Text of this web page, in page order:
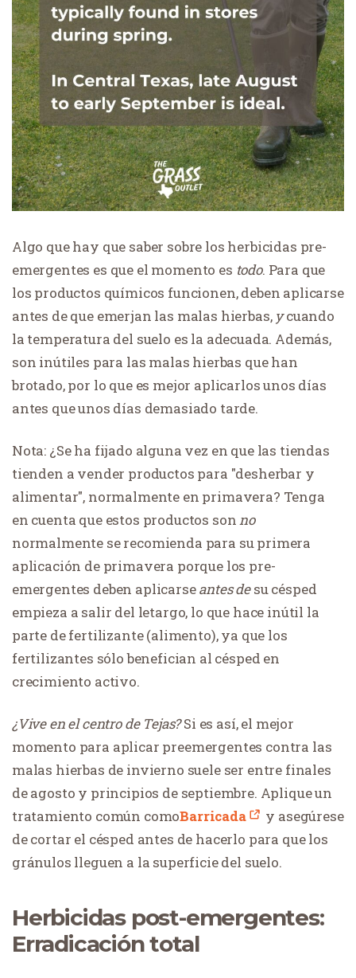
Algo que hay que saber sobre los herbicidas pre-
emergentes es que el momento es todo. Para que
los productos químicos funcionen, deben aplicarse
antes de que emerjan las malas hierbas, ycuando
la temperatura del suelo es la adecuada. Además,
son inútiles para las malas hierbas que han
brotado, por lo que es mejor aplicarlos unos días
antes que unos días demasiado tarde.
Nota: ¿Se ha fijado alguna vez en que las tiendas
tienden a vender productos para "desherbar y
alimentar", normalmente en primavera? Tenga
en cuenta que estos productos sonno
normalmente se recomienda para su primera
aplicación de primavera porque los pre-
emergentes deben aplicarseantes desu césped
empieza a salir del letargo, lo que hace inútil la
parte de fertilizante (alimento), ya que los
fertilizantes sólo benefician al césped en
crecimiento activo.
¿Vive en el centro de Tejas?Si es así, el mejor
momento para aplicar preemergentes contra las
malas hierbas de invierno suele ser entre finales
de agosto y principios de septiembre. Aplique un
tratamiento común comoBarricada
y asegúrese
de cortar el césped antes de hacerlo para que los
gránulos lleguen a la superficie del suelo.
Herbicidas post-emergentes:
Erradicación total